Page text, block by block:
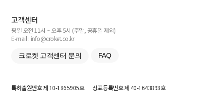
고객센터
평일 오전 11시 ~ 오후 5시 (주말, 공휴일 제외)
E-mail : info@croket.co.kr
크로켓 고객센터 문의 FAQ
특허출원번호제 10-1865905호 상표등록번호제 40-1643898호